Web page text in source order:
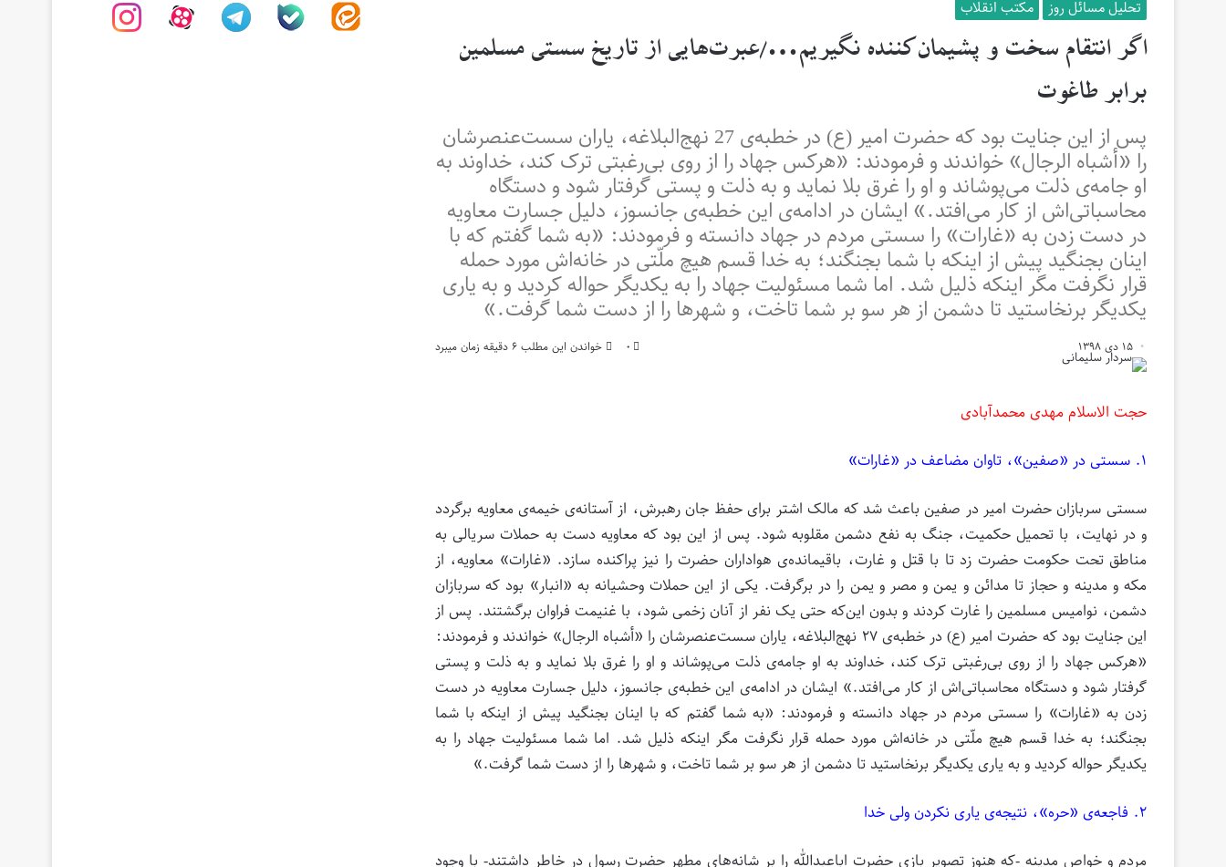
تحلیل مسائل روز مکتب انقلاب
اگر انتقام سخت و پشیمان‌کننده نگیریم…/عبرت‌هایی از تاریخ سستی مسلمین
برابر طاغوت
پس از این جنایت بود که حضرت امیر (ع) در خطبه‌ی 27 نهج‌البلاغه، یاران سست‌عنصرشان
را «أشباه الرجال» خواندند و فرمودند: «هرکس جهاد را از روی بی‌رغبتی ترک کند، خداوند به
او جامه‌ی ذلت می‌پوشاند و او را غرق بلا نماید و به ذلت و پستی گرفتار شود و دستگاه
محاسباتی‌اش از کار می‌افتد.» ایشان در ادامه‌ی این خطبه‌ی جانسوز، دلیل جسارت معاویه
در دست زدن به «غارات» را سستی مردم در جهاد دانسته و فرمودند: «به شما گفتم كه با
اينان بجنگيد پيش از اينكه با شما بجنگند؛ به خدا قسم هيچ ملّتى در خانه‌اش مورد حمله
قرار نگرفت مگر اينكه ذليل شد. اما شما مسئوليت جهاد را به يكديگر حواله كرديد و به يارى
يكديگر برنخاستيد تا دشمن از هر سو بر شما تاخت، و شهرها را از دست شما گرفت.»
۱۵ دی ۱۳۹۸ ۰ خواندن این مطلب ۶ دقیقه زمان میبرد
حجت الاسلام مهدی محمدآبادی
۱. سستی در «صفین»، تاوان مضاعف در «غارات»
سستی سربازان حضرت امیر در صفین باعث شد که مالک اشتر برای حفظ جان رهبرش، از آستانه‌ی خیمه‌ی معاویه برگردد
و در نهایت، با تحمیل حکمیت، جنگ به نفع دشمن مقلوبه شود. پس از این بود که معاویه دست به حملات سریالی به
مناطق تحت حکومت حضرت زد تا با قتل و غارت، باقیمانده‌ی هواداران حضرت را نیز پراکنده سازد. «غارات» معاویه، از
مکه و مدینه و حجاز تا مدائن و یمن و مصر و یمن را در برگرفت. یکی از این حملات وحشیانه به «انبار» بود که سربازان
دشمن، نوامیس مسلمین را غارت کردند و بدون این‌که حتی یک نفر از آنان زخمی شود، با غنیمت فراوان برگشتند. پس از
این جنایت بود که حضرت امیر (ع) در خطبه‌ی ۲۷ نهج‌البلاغه، یاران سست‌عنصرشان را «أشباه الرجال» خواندند و فرمودند:
«هرکس جهاد را از روی بی‌رغبتی ترک کند، خداوند به او جامه‌ی ذلت می‌پوشاند و او را غرق بلا نماید و به ذلت و پستی
گرفتار شود و دستگاه محاسباتی‌اش از کار می‌افتد.» ایشان در ادامه‌ی این خطبه‌ی جانسوز، دلیل جسارت معاویه در دست
زدن به «غارات» را سستی مردم در جهاد دانسته و فرمودند: «به شما گفتم که با اینان بجنگید پیش از اینکه با شما
بجنگند؛ به خدا قسم هیچ ملّتى در خانه‌‏اش مورد حمله قرار نگرفت مگر اینکه ذلیل شد. اما شما مسئولیت جهاد را به
یکدیگر حواله کردید و به یارى یکدیگر برنخاستید تا دشمن از هر سو بر شما تاخت، و شهرها را از دست شما گرفت.»
۲. فاجعه‌ی «حره»، نتیجه‌ی یاری نکردن ولی خدا
مردم و خواص مدینه -که هنوز تصویر بازی حضرت اباعبدالله را بر شانه‌های مطهر حضرت رسول در خاطر داشتند- با وجود